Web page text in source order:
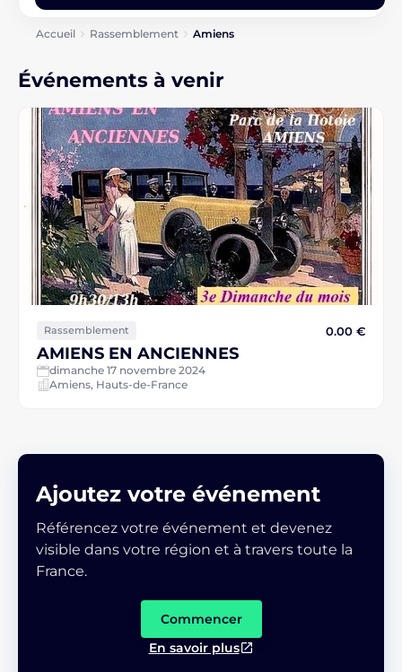
Accueil Rassemblement Amiens
Événements à venir
Rassemblement 0.00 €
AMIENS EN ANCIENNES
dimanche 17 novembre 2024
Amiens, Hauts-de-France
Ajoutez votre événement
Référencez votre événement et devenez
visible dans votre région et à travers toute la
France.
Commencer
En savoir plus